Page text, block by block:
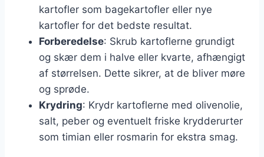
kartofler som bagekartofler eller nye
kartofler for det bedste resultat.
Forberedelse: Skrub kartoflerne grundigt
og skær dem i halve eller kvarte, afhængigt
af størrelsen. Dette sikrer, at de bliver møre
og sprøde.
Krydring: Krydr kartoflerne med olivenolie,
salt, peber og eventuelt friske krydderurter
som timian eller rosmarin for ekstra smag.